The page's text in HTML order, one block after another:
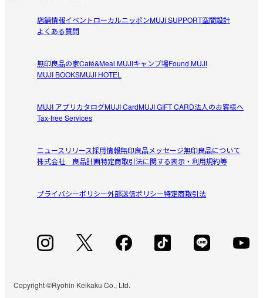
定感も切れ味も充分です。個体差があるのかしら？自宅で
も店舗でも日々お世話になっています。
2026/07/30
色味・サイズ感・しっかりとした重さなどデザインはとて
ンドのものを捨てなければ良かったと後悔していま
す、、、
まる
2026/07/14
慣れるまで取りづらい
た。
すべてのレビューを見る 閉じる
店舗情報イベントローカルニッポンMUJI SUPPORT空間設計
よくある質問
無印良品の家Café&Meal MUJIキャンプ場Found MUJI
MUJI BOOKSMUJI HOTEL
MUJI アプリカタログMUJI CardMUJI GIFT CARD法人のお客様へ
Tax-free Services
ニュースリリース採用情報無印良品メッセージ無印良品について
株式会社 良品計画特定商取引法に関する表示・利用規約等
プライバシーポリシー外部送信ポリシー特定商取引法
Copyright ©Ryohin Keikaku Co., Ltd.